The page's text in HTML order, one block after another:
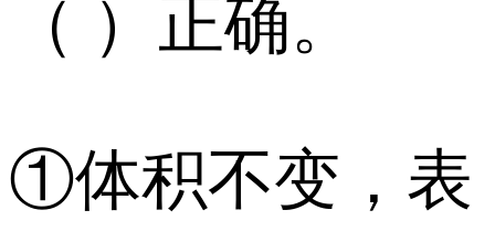
（ ）正确。
①体积不变，表